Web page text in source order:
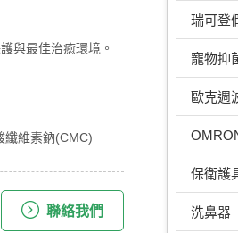
與最佳治癒環境。
維素鈉(CMC)
聯絡我們
瑞可登
寵物抑
歐克週
保衛護
洗鼻器